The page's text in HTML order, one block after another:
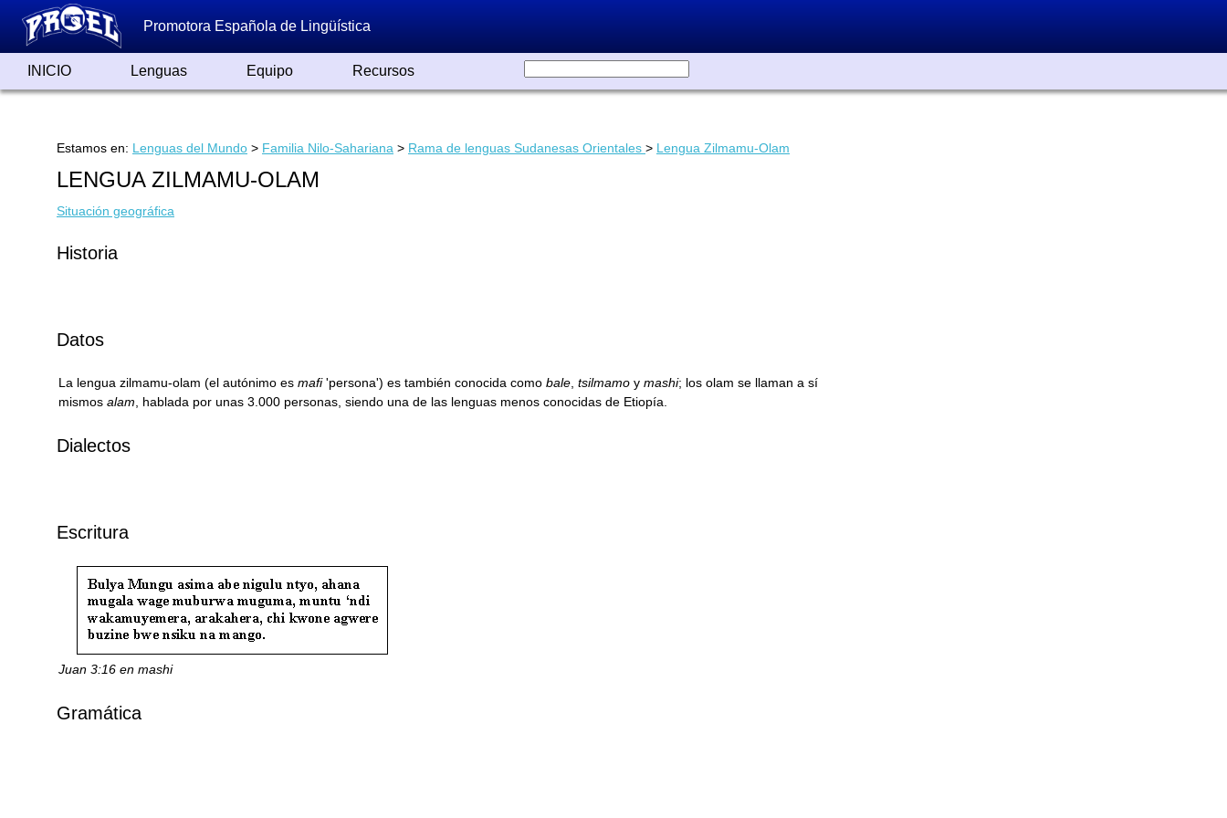
Promotora Española de Lingüística
INICIO Lenguas Equipo Recursos
Estamos en: Lenguas del Mundo > Familia Nilo-Sahariana > Rama de lenguas Sudanesas Orientales > Lengua Zilmamu-Olam
LENGUA ZILMAMU-OLAM
Situación geográfica
Historia
Datos
La lengua zilmamu-olam (el autónimo es mafi'persona') es también conocida como bale tsilmamo y mashi; los olam se llaman a sí
mismos alam , hablada por unas 3.000 personas, siendo una de las lenguas menos conocidas de Etiopía.
Dialectos
Escritura
Juan 3:16 en mashi
Gramática